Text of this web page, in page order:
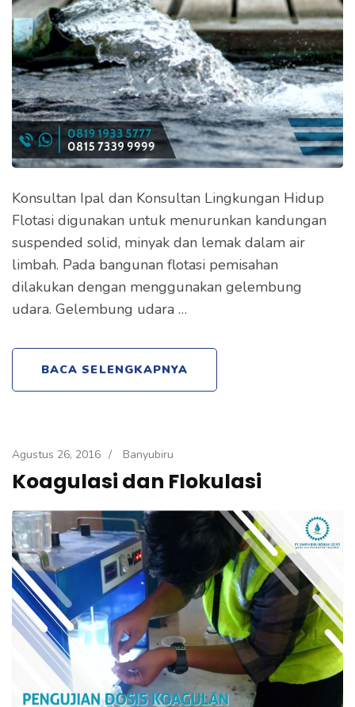
Konsultan Ipal dan Konsultan Lingkungan Hidup
Flotasi digunakan untuk menurunkan kandungan
suspended solid, minyak dan lemak dalam air
limbah. Pada bangunan flotasi pemisahan
dilakukan dengan menggunakan gelembung
udara. Gelembung udara …
BACA SELENGKAPNYA
Agustus 26, 2016 / Banyubiru
Koagulasi dan Flokulasi